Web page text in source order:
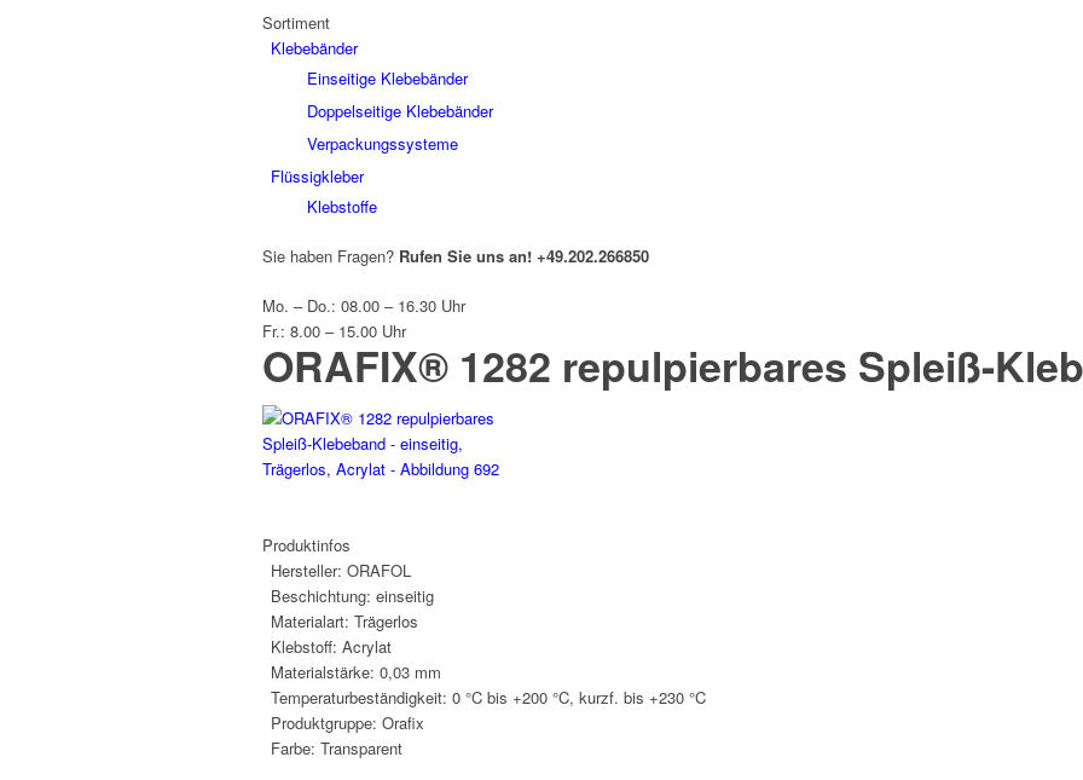
Sortiment
Klebebänder
Einseitige Klebebänder
Doppelseitige Klebebänder
Verpackungssysteme
Flüssigkleber
Klebstoffe
Sie haben Fragen? Rufen Sie uns an! +49.202.266850
Mo. – Do.: 08.00 – 16.30 Uhr
Fr.: 8.00 – 15.00 Uhr
ORAFIX® 1282 repulpierbares Spleiß-
Produktinfos
Hersteller: ORAFOL
Beschichtung: einseitig
Materialart: Trägerlos
Klebstoff: Acrylat
Materialstärke: 0,03 mm
Temperaturbeständigkeit: 0 °C bis +200 °C, kurzf. bis +230 °C
Produktgruppe: Orafix
Farbe: Transparent